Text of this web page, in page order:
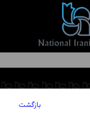
بازگشت